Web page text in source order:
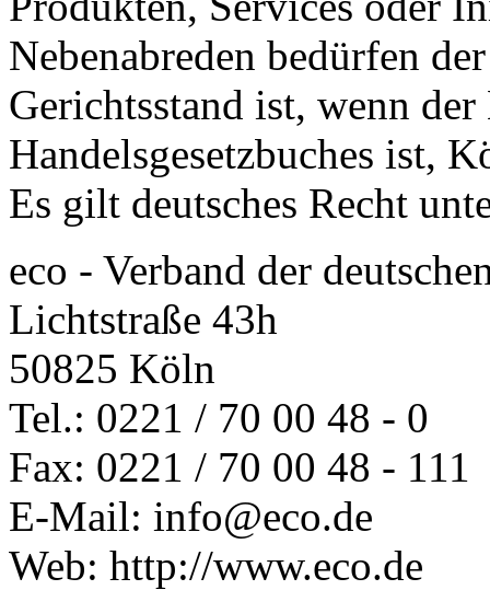
Nebenabreden bedürfen
Gerichtsstand ist, wenn
Handelsgesetzbuches ist,
Es gilt deutsches Recht
eco - Verband der
Lichtstraße 43h
50825 Köln
Tel.: 0221 / 70 00 48 - 0
Fax: 0221 / 70 00 48 - 111
E-Mail: info@eco.de
Web: http://www.eco.de